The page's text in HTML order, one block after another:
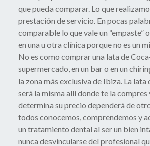
que pueda comparar. Lo que
prestación de servicio. En pocas
comparable lo que vale un “empaste”
en una u otra clínica porque no es un
No es como comprar una lata de
supermercado, en un bar o en un
la zona más exclusiva de Ibiza. La lata
será la misma allí donde te la compres
determina su precio dependerá de
todos conocemos, comprendemos y
un tratamiento dental al ser un bien
nunca desvincularse del profesional